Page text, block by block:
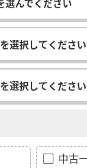
選んでください
選択してください
選択してください
中古